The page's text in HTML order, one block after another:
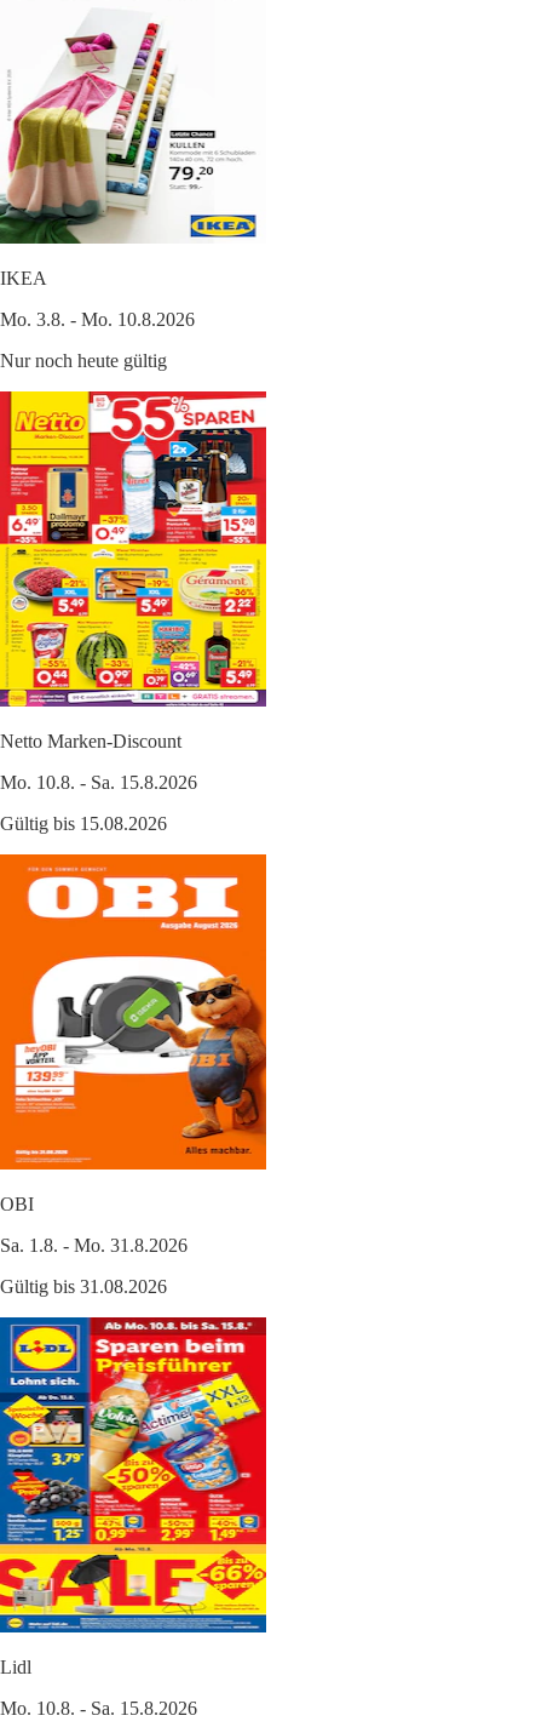
IKEA
Mo. 3.8. - Mo. 10.8.2026
Nur noch heute gültig
Netto Marken-Discount
Mo. 10.8. - Sa. 15.8.2026
Gültig bis 15.08.2026
OBI
Sa. 1.8. - Mo. 31.8.2026
Gültig bis 31.08.2026
Lidl
Mo. 10.8. - Sa. 15.8.2026